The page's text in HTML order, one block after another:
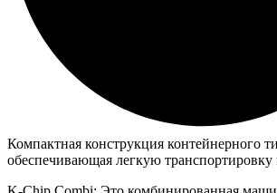
Компактная конструкция контейнерного
обеспечивающая легкую транспортировку